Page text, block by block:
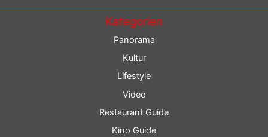
Kategorien
Panorama
Kultur
Lifestyle
Video
Restaurant Guide
Kino Guide